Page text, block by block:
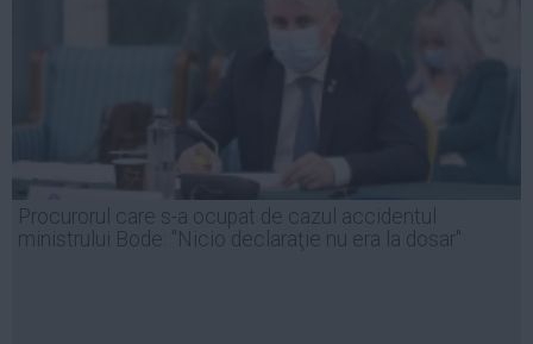
Procurorul care s-a ocupat de cazul accidentul
ministrului Bode: "Nicio declaraţie nu era la dosar"